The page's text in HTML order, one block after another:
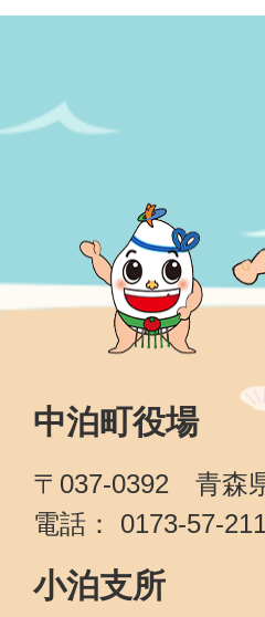
中泊町役場
〒037-0392 青森
電話： 0173-57-
小泊支所